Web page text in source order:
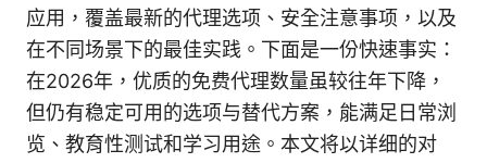
应用，覆盖最新的代理选项、安全注意事项，以及
在不同场景下的最佳实践。下面是一份快速事实：
在2026年，优质的免费代理数量虽较往年下降，
但仍有稳定可用的选项与替代方案，能满足日常浏
览、教育性测试和学习用途。本文将以详细的对